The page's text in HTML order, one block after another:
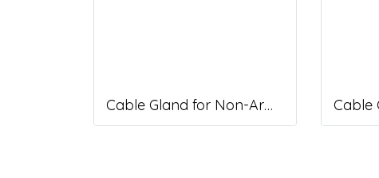
Cable Gland for Non-Armoured Cable, DNA Series